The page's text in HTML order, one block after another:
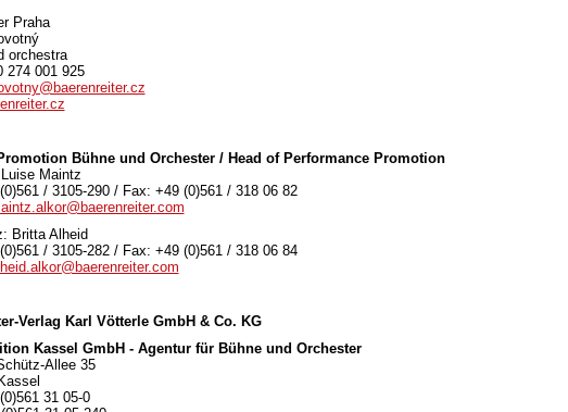
Praha
orchestra
274 001 925
Bühne und Orchester / Head of Performance Promotion
Maintz
/ 3105-290 / Fax: +49 (0)561 / 318 06 82
Britta Alheid
/ 3105-282 / Fax: +49 (0)561 / 318 06 84
Verlag Karl Vötterle GmbH & Co. KG
Kassel GmbH - Agentur für Bühne und Orchester
Allee 35
31 05-0